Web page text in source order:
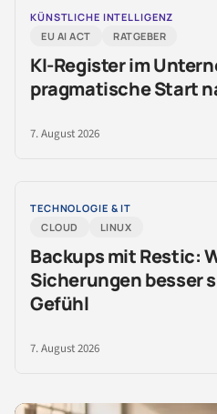
KÜNSTLICHE INTELLIGENZ
EU AI ACT
RATGEBER
KI-Register im
pragmatische Start
7. August 2026
TECHNOLOGIE & IT
CLOUD
LINUX
Backups mit Restic:
Sicherungen besser
Gefühl
7. August 2026